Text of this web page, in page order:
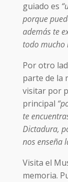
guiado es
porque
además te
todo mucho
Por otro
parte de la
visitar por
principal
te
Dictadura,
nos enseña
Visita el
memoria.